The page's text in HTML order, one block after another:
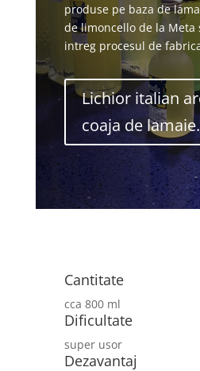
produse pe baza de
de limoncello de la Meta
intreg procesul de
Lichior italian
coaja de lamaie.
Cantitate
cca 800 ml
Dificultate
super usor
Dezavantaj